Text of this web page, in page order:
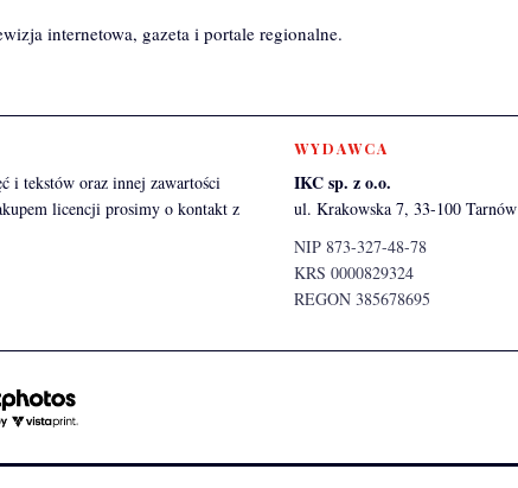
internetowa, gazeta i portale regionalne.
i tekstów oraz innej zawartości
licencji prosimy o kontakt z
WYDAWCA
IKC sp. z o.o.
ul. Krakowska 7, 33-100 Tarnów
NIP 873-327-48-78
KRS 0000829324
REGON 385678695